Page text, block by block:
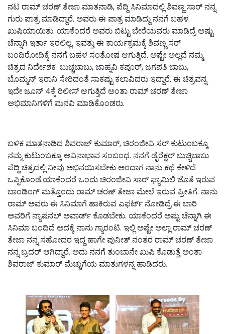
ನಟ ರಾಮ್ ಚರಣ್ ತೇಜಾ ಮಾತನಾಡಿ, ಪೆದ್ದಿ ಸಿನಿಮಾದಲ್ಲಿ ಶಿವಣ್ಣ ಸಾರ್ ನನ್ನ
ಗುರು ಪಾತ್ರ ಮಾಡಿದ್ದಾರೆ. ಅವರು ಈ ಪಾತ್ರ ಮಾಡಿದ್ದು ನನಗೆ ಬಹಳ
ಖುಷಿಯಾಯಿತು. ಯಾಕೆಂದರೆ ಅವರು ಬಿಟ್ಟು ಬೇರೆಯವರು ಮಾಡಿದ್ರೆ ಅಷ್ಟು
ಚೆನ್ನಾಗಿ ಇರ್ತಾ ಇರಲಿಲ್ಲ. ಇವತ್ತು ಈ ಕಾರ್ಯಕ್ರಮಕ್ಕೆ ಶಿವಣ್ಣ ಸರ್
ಬಂದಿರೋದಿಕ್ಕೆ ನನಗೆ ಬಹಳ ಸಂತೋಷ ಆಗುತ್ತಿದೆ. ಅಷ್ಟೇ ಅಲ್ಲದೆ ನಮ್ಮ
ಚಿತ್ರದ ನಿರ್ದೇಶಕ ಬುಚ್ಚಬಾಬು, ಜಾಹ್ನವಿ ಕಪೂರ್, ಜಗಪತಿ ಬಾಬು,
ಬೊಮ್ಮನ್ ಇರಾನಿ ಸೇರಿದಂತೆ ಸಾಕಷ್ಟು ಕಲಾವಿದರು ಇದ್ದಾರೆ. ಈ ಚಿತ್ರವನ್ನ
ಇದೇ ಜೂನ್ 4ಕ್ಕೆ ರಿಲೀಸ್ ಆಗುತ್ತಿದೆ ಅಂತಾ ರಾಮ್ ಚರಣ್ ತೇಜಾ
ಅಭಿಮಾನಿಗಳಿಗೆ ಮನವಿ ಮಾಡಿಕೊಂಡರು.
ಬಳಿಕ ಮಾತನಾಡಿದ ಶಿವರಾಜ್ ಕುಮಾರ್, ಚಿರಂಜೀವಿ ಸರ್ ಕುಟುಂಬಕ್ಕೂ
ನಮ್ಮ ಕುಟುಂಬಕ್ಕೂ ಅವಿನಾಭಾವ ಸಂಬಂಧ. ನನಗೆ ಡೈರೆಕ್ಟರ್ ಬುಚ್ಚಿಬಾಬು
ಪೆದ್ದಿ ಚಿತ್ರದಲ್ಲಿ ನೀವು ಅಭಿನಯಿಸಬೇಕು ಅಂದಾಗ ನಾನು ಕಥೆ ಕೇಳಿದೆ
ಒಪ್ಪಿಕೊಂಡೆ.ಯಾಕೆಂದರೆ ಒಂದು ಚಿರಂಜೀವಿ ಸಾರ್ ಫ್ಯಾಮಿಲಿ ಜೊತೆ ಇರುವ
ಬಾಂಡಿಂಗ್ ಮತ್ತೊಂದು ರಾಮ್ ಚರಣ್ ತೇಜಾ ಮೇಲೆ‌ ಇರುವ ಪ್ರೀತಿಗೆ. ನಾನು
ರಾಮ್ ಅವರು ಈ ಸಿನಿಮಾಗೆ ಹಾಕಿರುವ ಎಫರ್ಟ್ ನೋಡಿದ್ರೆ ಈ ಬಾರಿ
ಅವರಿಗೆ ನ್ಯಾಷನಲ್ ಅವಾರ್ಡ್ ಕೊಡಬೇಕು. ಯಾಕೆಂದರೆ ಅಷ್ಟು ಚೆನ್ನಾಗಿ ಈ
ಸಿನಿಮಾ ಬಂದಿದೆ ಅದಕ್ಕೆ ನಾನು ಗ್ಯಾರಂಟಿ. ಇಲ್ಲಿ ಅಷ್ಟೇ ಅಲ್ಲಾ ರಾಮ್ ಚರಣ್
ತೇಜಾ ನನ್ನ ಸಹೋದರ ಇದ್ದ ಹಾಗೇ ಪುನೀತ್ ನಂತರ ರಾಮ್ ಚರಣ್ ತೇಜಾ
ನನ್ನ ಬ್ರದರ್ ಆಗಿದ್ದಾರೆ. ಅದು ನನಗೆ ತುಂಬಾನೇ ಖುಷಿ ಕೊಡುತ್ತೆ ಅಂತಾ
ಶಿವರಾಜ್ ಕುಮಾರ್ ಮೆಚ್ಚುಗೆಯ ಮಾತುಗಳನ್ನ ಹಾಡಿದರು.